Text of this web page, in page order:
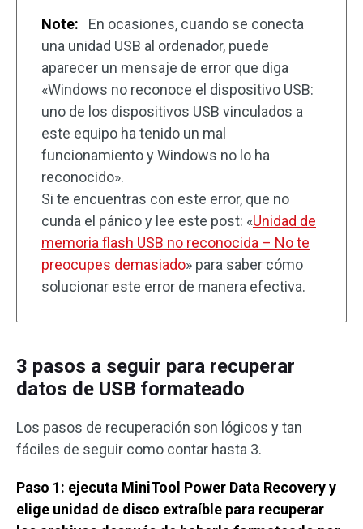
Note:
En ocasiones, cuando se conecta
una unidad USB al ordenador, puede
aparecer un mensaje de error que diga
«Windows no reconoce el dispositivo USB:
uno de los dispositivos USB vinculados a
este equipo ha tenido un mal
funcionamiento y Windows no lo ha
reconocido».
Si te encuentras con este error, que no
cunda el pánico y lee este post: «Unidad de
memoria flash USB no reconocida – No te
preocupes demasiado» para saber cómo
solucionar este error de manera efectiva.
3 pasos a seguir para recuperar
datos de USB formateado
Los pasos de recuperación son lógicos y tan
fáciles de seguir como contar hasta 3.
Paso 1: ejecuta MiniTool Power Data Recovery y
elige unidad de disco extraíble para recuperar